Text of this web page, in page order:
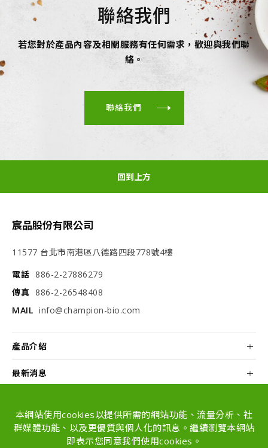
本網站使用cookies以提供所需的網站功能、流量分析、社
群媒體功能、以及更優質與個人化的訊息。繼續瀏覽本網站
即表示您同意我們使用cookies。
聯絡我們
若您對於產品內容及相關服務有任何需求，歡迎與我們聯
絡。
聯絡我們
回到上方
宸品股份有限公司
11577 台北市南港區八德路四段778號4樓
電話 886-2-27886279
傳真 886-2-26548408
MAIL info@champion-bio.com
產品介紹
最新消息
配方和代工